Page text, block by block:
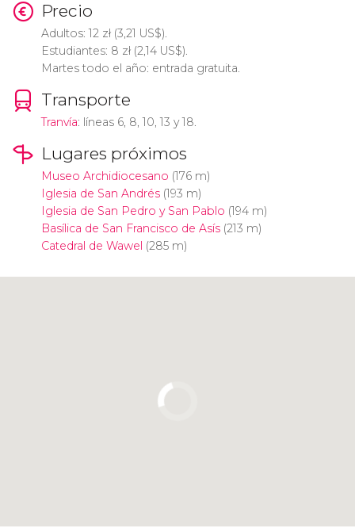
Precio
Adultos: 12 zł(3,21 US$).
Estudiantes: 8 zł(2,14 US$).
Martes todo el año: entrada gratuita.
Transporte
Tranvía: líneas 6, 8, 10, 13 y 18.
Lugares próximos
Museo Archidiocesano (176 m)
Iglesia de San Andrés(193 m)
Iglesia de San Pedro y San Pablo (194 m)
Basílica de San Francisco de Asís(213 m)
Catedral de Wawel (285 m)